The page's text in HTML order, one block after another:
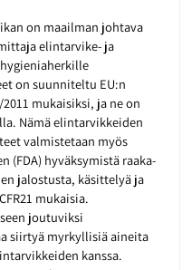
on maailman johtava
elintarvike- ja
on suunniteltu EU:n
2011 mukaisiksi, ja ne on
Nämä elintarvikkeiden
valmistetaan myös
(FDA) hyväksymistä raaka-
jalostusta, käsittelyä ja
mukaisia.
joutuviksi
siirtyä myrkyllisiä aineita
kanssa.